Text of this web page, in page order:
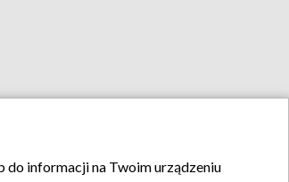
do informacji na Twoim urządzeniu